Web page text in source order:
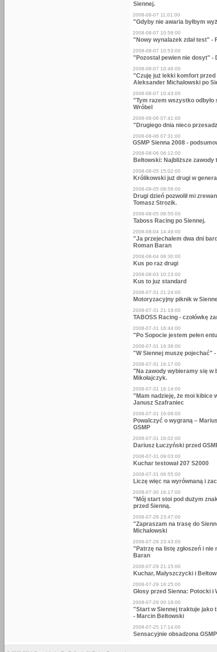
Siennej.
2008-08-07 11:01:00
"Gdyby nie awaria byłbym
2008-08-07 10:58:00
"Nowy wynalazek zdał test" -
2008-08-07 10:53:00
"Pozostał pewien nie dosyt"
2008-08-07 10:46:00
"Czuję już lekki komfort
Aleksander Michałowski po
2008-08-07 10:43:00
"Tym razem wszystko
Wróbel
2008-08-06 07:41:00
"Drugiego dnia nieco
2008-08-06 07:31:00
GSMP Sienna 2008 -
2008-08-06 06:12:00
Bełtowski: Najbliższe zawody
2008-08-05 15:02:00
Królikowski już drugi w
2008-08-05 08:56:00
Drugi dzień pozwolił mi
Tomasz Strozik.
2008-08-05 08:50:00
Taboss Racing po Siennej.
2008-08-04 14:49:00
"Ja przejechałem dwa dni
Roman Baran
2008-08-04 08:30:00
Kus po raz drugi
2008-08-03 10:23:00
Kus to juz standard
2008-07-31 21:24:00
Motoryzacyjny piknik w
2008-07-31 21:19:00
TABOSS Racing - czołówkę
2008-07-31 16:44:00
"Po Sopocie jestem pełen
2008-07-31 16:38:00
"W Siennej muszę pojechać" -
2008-07-31 16:17:00
"Na zawody wybieramy się w
Mikołajczyk.
2008-07-31 16:14:00
"Mam nadzieję, że moi kibice
Janusz Szafraniec
2008-07-31 16:09:00
Powalczyć o wygraną –
GSMP
2008-07-31 16:02:00
Dariusz Łuczyński przed
2008-07-31 09:03:00
Kuchar testował 207 S2000
2008-07-31 06:55:00
Liczę więc na wyrównaną i
2008-07-30 16:17:00
"Mój start stoi pod dużym
przed Sienną.
2008-07-29 23:47:00
"Zapraszam na trasę do
Michałowski
2008-07-29 23:43:00
"Patrzę na listę zgłoszeń i
Baran
2008-07-29 21:15:00
Kuchar, Małyszczycki i
2008-07-29 16:25:00
Głosy przed Sienna: Potocki i
2008-07-29 00:18:00
"Start w Siennej traktuje jako
- Marcin Bełtowski
2008-07-25 17:14:00
Sensacyjnie obsadzona